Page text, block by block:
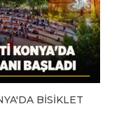
BİSİKLET